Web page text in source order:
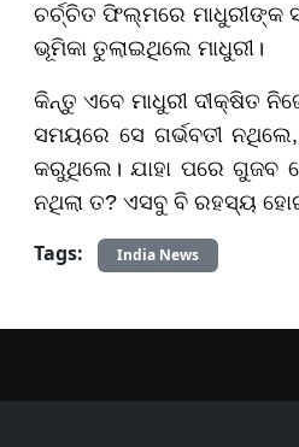
ଚର୍ଚ୍ଚିତ ଫିଲ୍ମରେ ମାଧୁରୀଙ୍କ
ଭୂମିକା ତୁଲାଇଥିଲେ ମାଧୁରୀ।
କିନ୍ତୁ ଏବେ ମାଧୁରୀ ଦୀକ୍ଷିତ
ସମୟରେ ସେ ଗର୍ଭବତୀ
କରୁଥିଲେ। ଯାହା ପରେ ଗୁଜବ
ନଥିଲା ତ? ଏସବୁ ବି ରହସ୍ୟ
Tags: India News